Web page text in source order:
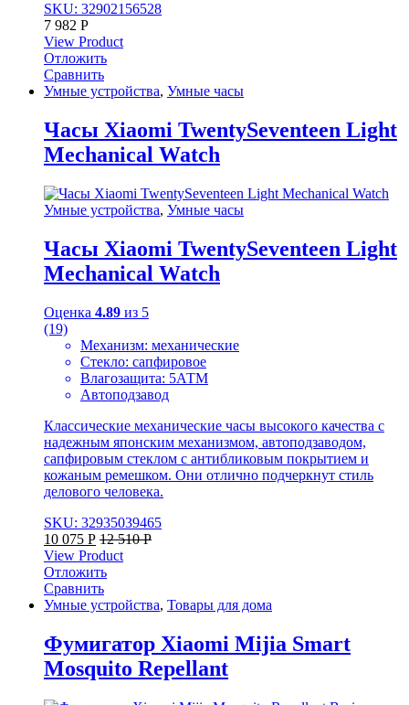
SKU: 32902156528
7 982 Р
View Product
Отложить
Сравнить
Умные устройства, Умные часы
Часы Xiaomi TwentySeventeen Light
Mechanical Watch
Умные устройства, Умные часы
Часы Xiaomi TwentySeventeen Light
Mechanical Watch
Оценка 4.89 из 5
(19)
Механизм: механические
Стекло: сапфировое
Влагозащита: 5АТМ
Автоподзавод
Классические механические часы высокого качества с
надежным японским механизмом, автоподзаводом,
сапфировым стеклом с антибликовым покрытием и
кожаным ремешком. Они отлично подчеркнут стиль
делового человека.
SKU: 32935039465
10 075 Р 12 510Р
View Product
Отложить
Сравнить
Умные устройства, Товары для дома
Фумигатор Xiaomi Mijia Smart
Mosquito Repellant